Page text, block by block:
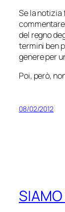
Se la notizia
del regno
termini ben
genere per
Poi, però,
08/02/2012
SIAMO